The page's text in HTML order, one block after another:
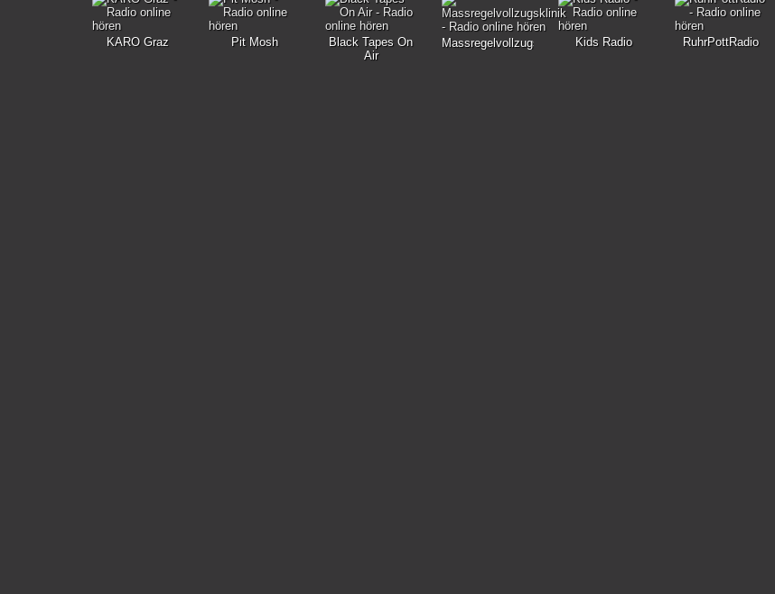
KARO Graz Pit Mosh
Black Tapes On
Air
Massregelvollzugsklinik Kids Radio RuhrPottRadio